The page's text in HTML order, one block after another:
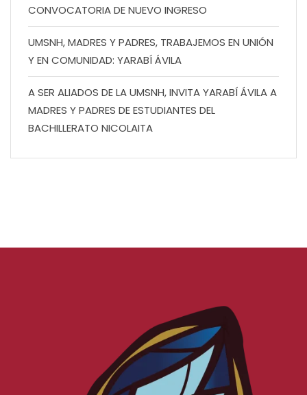
CONVOCATORIA DE NUEVO INGRESO
UMSNH, MADRES Y PADRES, TRABAJEMOS EN UNIÓN
Y EN COMUNIDAD: YARABÍ ÁVILA
A SER ALIADOS DE LA UMSNH, INVITA YARABÍ ÁVILA A
MADRES Y PADRES DE ESTUDIANTES DEL
BACHILLERATO NICOLAITA